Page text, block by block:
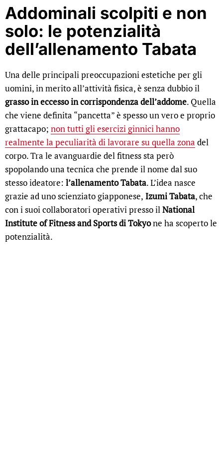
Addominali scolpiti e non
solo: le potenzialità
dell’allenamento Tabata
Una delle principali preoccupazioni estetiche per gli
uomini, in merito all’attività fisica, è senza dubbio il
grasso in eccesso in corrispondenza dell’addome. Quella
che viene definita “pancetta” è spesso un vero e proprio
grattacapo; non tutti gli esercizi ginnici hanno
realmente la peculiarità di lavorare su quella zona del
corpo. Tra le avanguardie del fitness sta però
spopolando una tecnica che prende il nome dal suo
stesso ideatore: l’allenamento Tabata. L’idea nasce
grazie ad uno scienziato giapponese, Izumi Tabata, che
con i suoi collaboratori operativi presso ilNational
Institute of Fitness and Sports di Tokyone ha scoperto le
potenzialità.